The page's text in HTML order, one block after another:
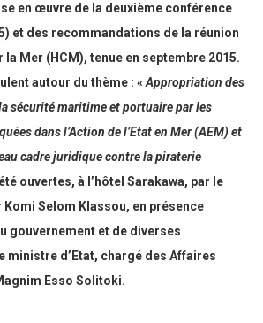
en œuvre de la deuxième conférence
et des recommandations de la réunion
la Mer (HCM), tenue en septembre 2015.
autour du thème : «Appropriation des
sécurité maritime et portuaire par les
dans l’Action de l’Etat en Mer (AEM) et
cadre juridique contre la piraterie
ouvertes, à l’hôtel Sarakawa, par le
Selom Klassou, en présence
gouvernement et de diverses
ministre d’Etat, chargé des Affaires
Esso Solitoki.